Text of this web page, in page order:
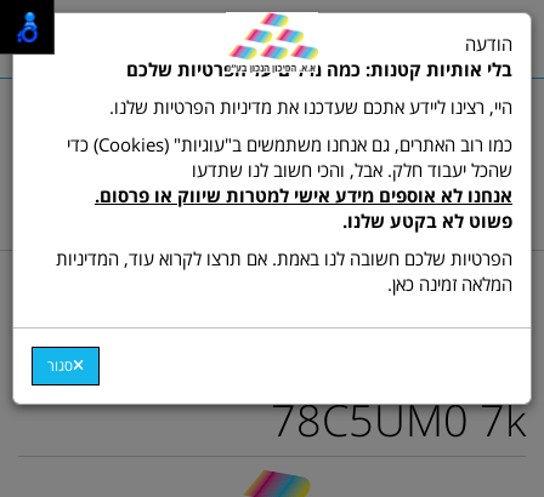
שרות לקוחות ותמיכה:03-9511473
hamikun4u@gmail.com
תפריט
דף בית מתכלים (טונרים ודיו) טונר צבע מקורי
טונר אדום מקורי Lexmark
78C5UM0 7k
הודעה
בלי אותיות קטנות: כמה מילים על הפרטיות שלכם
היי, רצינו ליידע אתכם שעדכנו את מדיניות הפרטיות שלנו.
כמו רוב האתרים, גם אנחנו משתמשים ב"עוגיות" (Cookies) כדי
שהכל יעבוד חלק. אבל, והכי חשוב לנו שתדעו
אנחנו לא אוספים מידע אישי למטרות שיווק או פרסום.
פשוט לא בקטע שלנו.
הפרטיות שלכם חשובה לנו באמת. אם תרצו לקרוא עוד, המדיניות
המלאה זמינה כאן.
סגור